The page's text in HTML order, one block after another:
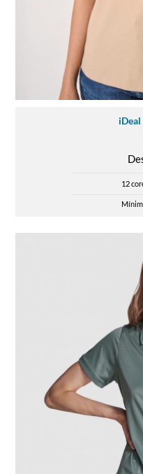
iDeal
12